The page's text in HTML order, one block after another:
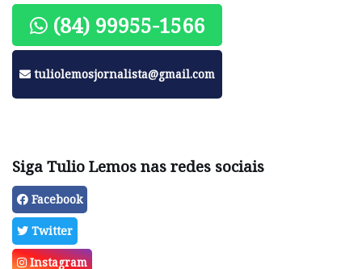
(84) 99955-1566
tuliolemosjornalista@gmail.com
Siga Tulio Lemos nas redes sociais
Facebook
Twitter
Instagram